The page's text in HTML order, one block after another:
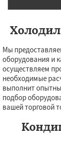
Мы
оборудования и
осуществляем
необходимые
выполнит
подбор
вашей торговой